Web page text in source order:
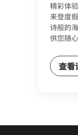
精彩体
来登度
诗般的
供您随心
查看